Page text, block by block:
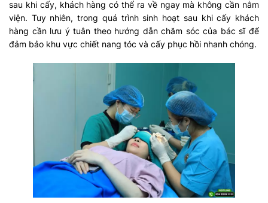
sau khi cấy, khách hàng có thể ra về ngay mà không cần nằm
viện. Tuy nhiên, trong quá trình sinh hoạt sau khi cấy khách
hàng cần lưu ý tuân theo hướng dẫn chăm sóc của bác sĩ để
đảm bảo khu vực chiết nang tóc và cấy phục hồi nhanh chóng.